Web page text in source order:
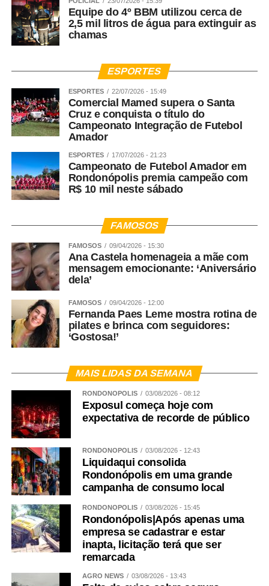
WhatsApp
Facebook
Twitter
Messenger
LinkedIn
Share
Equipe do 4º BBM utilizou cerca de
2,5 mil litros de água para extinguir as
chamas
ESPORTES
ESPORTES 22/07/2026 - 15:49
Comercial Mamed supera o Santa
Cruz e conquista o título do
Campeonato Integração de Futebol
Amador
ESPORTES 17/07/2026 - 21:23
Campeonato de Futebol Amador em
Rondonópolis premia campeão com
R$ 10 mil neste sábado
FAMOSOS
FAMOSOS 09/04/2026 - 15:30
Ana Castela homenageia a mãe com
mensagem emocionante: ‘Aniversário
dela’
FAMOSOS 09/04/2026 - 12:00
Fernanda Paes Leme mostra rotina de
pilates e brinca com seguidores:
‘Gostosa!’
MAIS LIDAS DA SEMANA
RONDONÓPOLIS 03/08/2026 - 08:12
Exposul começa hoje com
expectativa de recorde de público
RONDONÓPOLIS 03/08/2026 - 12:43
Liquidaqui consolida
Rondonópolis em uma grande
campanha de consumo local
RONDONÓPOLIS 03/08/2026 - 15:45
Rondonópolis|Após apenas uma
empresa se cadastrar e estar
inapta, licitação terá que ser
remarcada
AGRO NEWS 03/08/2026 - 13:43